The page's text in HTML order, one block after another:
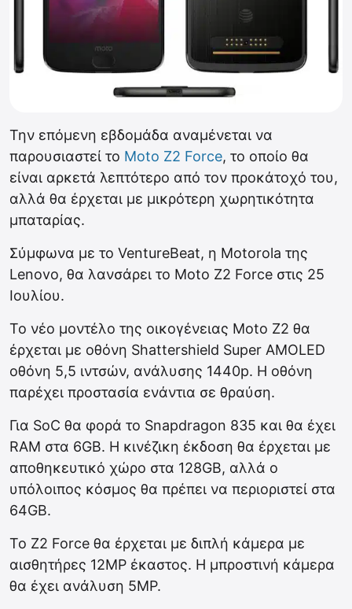
Την επόμενη εβδομάδα αναμένεται να
παρουσιαστεί το Moto Z2 Force, το οποίο θα
είναι αρκετά λεπτότερο από τον προκάτοχό του,
αλλά θα έρχεται με μικρότερη χωρητικότητα
μπαταρίας.
Σύμφωνα με το VentureBeat, η Motorola της
Lenovo, θα λανσάρει το Moto Z2 Force στις 25
Ιουλίου.
Το νέο μοντέλο της οικογένειας Moto Z2 θα
έρχεται με οθόνη Shattershield Super AMOLED
οθόνη 5,5 ιντσών, ανάλυσης 1440p. Η οθόνη
παρέχει προστασία ενάντια σε θραύση.
Για SoC θα φορά το Snapdragon 835 και θα έχει
RAM στα 6GB. Η κινέζικη έκδοση θα έρχεται με
αποθηκευτικό χώρο στα 128GB, αλλά ο
υπόλοιπος κόσμος θα πρέπει να περιοριστεί στα
64GB.
Το Z2 Force θα έρχεται με διπλή κάμερα με
αισθητήρες 12MP έκαστος. Η μπροστινή κάμερα
θα έχει ανάλυση 5MP.